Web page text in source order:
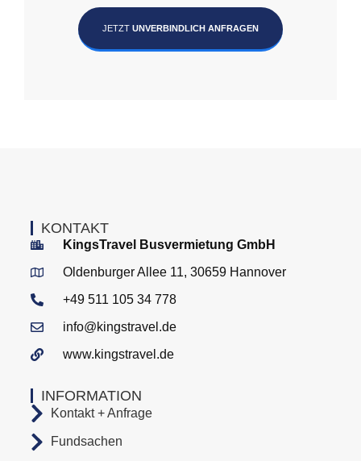
JETZT UNVERBINDLICH ANFRAGEN
INFORMATION
Kontakt + Anfrage
Fundsachen
KONTAKT
KingsTravel Busvermietung GmbH
Oldenburger Allee 11, 30659 Hannover
+49 511 105 34 778
info@kingstravel.de
www.kingstravel.de